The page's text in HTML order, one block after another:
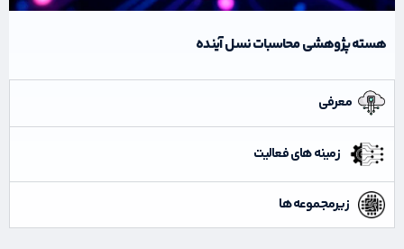
هسته پژوهشی محاسبات نسل آینده
معرفی
زمینه های فعالیت
زیرمجموعه ها